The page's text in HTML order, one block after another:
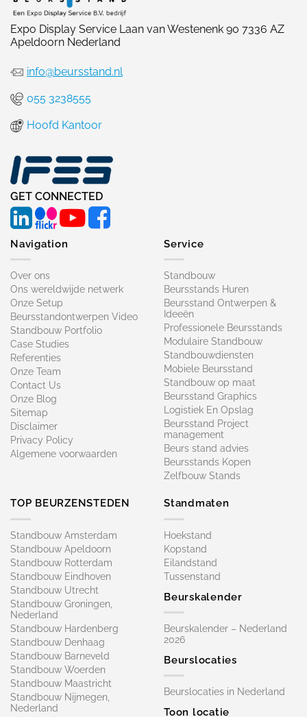
Expo Display Service Laan van Westenenk 90 7336 AZ
Apeldoorn Nederland
info@beursstand.nl
055 3238555
Hoofd Kantoor
GET CONNECTED
Navigation
Over ons
Ons wereldwijde netwerk
Onze Setup
Beursstandontwerpen Video
Standbouw Portfolio
Case Studies
Referenties
Onze Team
Contact Us
Onze Blog
Sitemap
Disclaimer
Privacy Policy
Algemene voorwaarden
Service
Standbouw
Beursstands Huren
Beursstand Ontwerpen &
Ideeën
Professionele Beursstands
Modulaire Standbouw
Standbouwdiensten
Mobiele Beursstand
Standbouw op maat​
Beursstand Graphics
Logistiek En Opslag
Beursstand Project
management
Beurs stand advies
Beursstands Kopen
Zelfbouw Stands
TOP BEURZENSTEDEN
Standbouw Amsterdam
Standbouw Apeldoorn
Standbouw Rotterdam
Standbouw Eindhoven
Standbouw Utrecht
Standbouw Groningen,
Nederland
Standbouw Hardenberg
Standbouw Denhaag
Standbouw Barneveld
Standbouw Woerden
Standbouw Maastricht
Standbouw Nijmegen,
Nederland
Standmaten
Hoekstand
Kopstand
Eilandstand
Tussenstand
Beurskalender
Beurskalender – Nederland
2026
Beurslocaties
Beurslocaties in Nederland
Toon locatie